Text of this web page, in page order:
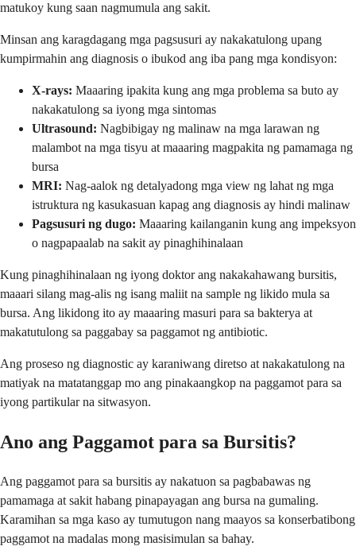
matukoy kung saan nagmumula ang sakit.
Minsan ang karagdagang mga pagsusuri ay nakakatulong upang
kumpirmahin ang diagnosis o ibukod ang iba pang mga kondisyon:
X-rays: Maaaring ipakita kung ang mga problema sa buto ay
nakakatulong sa iyong mga sintomas
Ultrasound: Nagbibigay ng malinaw na mga larawan ng
malambot na mga tisyu at maaaring magpakita ng pamamaga ng
bursa
MRI: Nag-aalok ng detalyadong mga view ng lahat ng mga
istruktura ng kasukasuan kapag ang diagnosis ay hindi malinaw
Pagsusuri ng dugo: Maaaring kailanganin kung ang impeksyon
o nagpapaalab na sakit ay pinaghihinalaan
Kung pinaghihinalaan ng iyong doktor ang nakakahawang bursitis,
maaari silang mag-alis ng isang maliit na sample ng likido mula sa
bursa. Ang likidong ito ay maaaring masuri para sa bakterya at
makatutulong sa paggabay sa paggamot ng antibiotic.
Ang proseso ng diagnostic ay karaniwang diretso at nakakatulong na
matiyak na matatanggap mo ang pinakaangkop na paggamot para sa
iyong partikular na sitwasyon.
Ano ang Paggamot para sa Bursitis?
Ang paggamot para sa bursitis ay nakatuon sa pagbabawas ng
pamamaga at sakit habang pinapayagan ang bursa na gumaling.
Karamihan sa mga kaso ay tumutugon nang maayos sa konserbatibong
paggamot na madalas mong masisimulan sa bahay.